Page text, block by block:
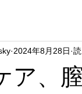
ア、
2024年8月28日